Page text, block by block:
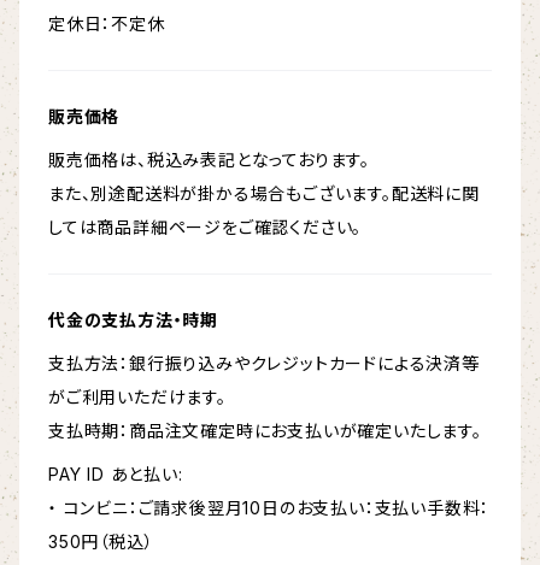
定休日：不定休
販売価格
販売価格は、税込み表記となっております。
また、別途配送料が掛かる場合もございます。配送料に関
しては商品詳細ページをご確認ください。
代金の支払方法・時期
支払方法：銀行振り込みやクレジットカードによる決済等
がご利用いただけます。
支払時期：商品注文確定時にお支払いが確定いたします。
PAY ID あと払い:
・ コンビニ：ご請求後翌月10日のお支払い：支払い手数料：
350円（税込）